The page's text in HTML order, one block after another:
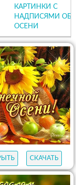
КАРТИНКИ С
НАДПИСЯМИ ОБ
ОСЕНИ
СКАЧАТЬ